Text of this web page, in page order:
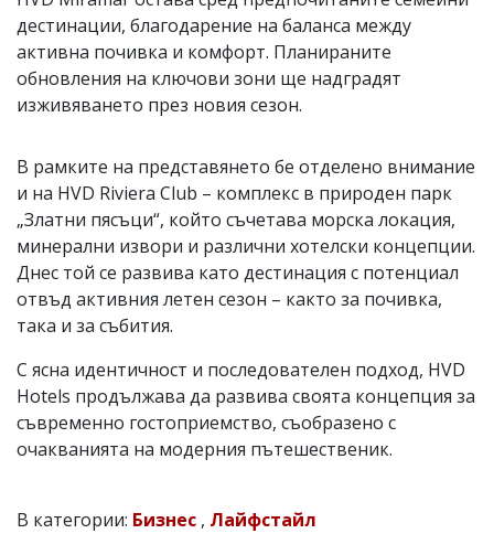
дестинации, благодарение на баланса между
активна почивка и комфорт. Планираните
обновления на ключови зони ще надградят
изживяването през новия сезон.
В рамките на представянето бе отделено внимание
и на HVD Riviera Club – комплекс в природен парк
„Златни пясъци“, който съчетава морска локация,
минерални извори и различни хотелски концепции.
Днес той се развива като дестинация с потенциал
отвъд активния летен сезон – както за почивка,
така и за събития.
С ясна идентичност и последователен подход, HVD
Hotels продължава да развива своята концепция за
съвременно гостоприемство, съобразено с
очакванията на модерния пътешественик.
В категории: Бизнес , Лайфстайл